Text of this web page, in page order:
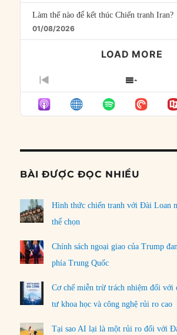
Làm thế nào để kết thúc Chiến tranh Iran?
01/08/2026
LOAD MORE
PREVIOUS
EPISODE
SHOW
LIST
BÀI ĐƯỢC ĐỌC NHIỀU
Hình thức chiến tranh với Đài Loan
thể chọn
Chính sách ngoại giao của Trump
phía Trung Quốc
Cơ chế miễn trừ trách nhiệm đối với
tư khoa học và công nghệ rủi ro cao
Tại sao AI lại là một rủi ro đối với